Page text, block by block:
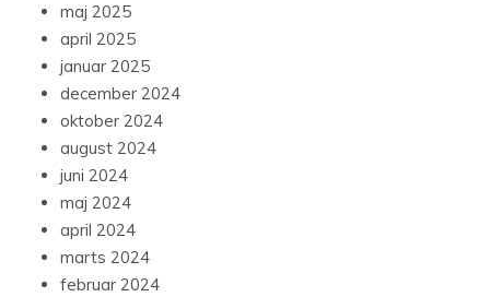
maj 2025
april 2025
januar 2025
december 2024
oktober 2024
august 2024
juni 2024
maj 2024
april 2024
marts 2024
februar 2024